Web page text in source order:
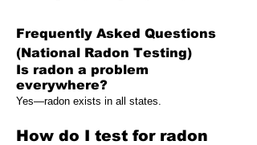
Frequently Asked Questions
(National Radon Testing)
Is radon a problem
everywhere?
Yes—radon exists in all states.
How do I test for radon